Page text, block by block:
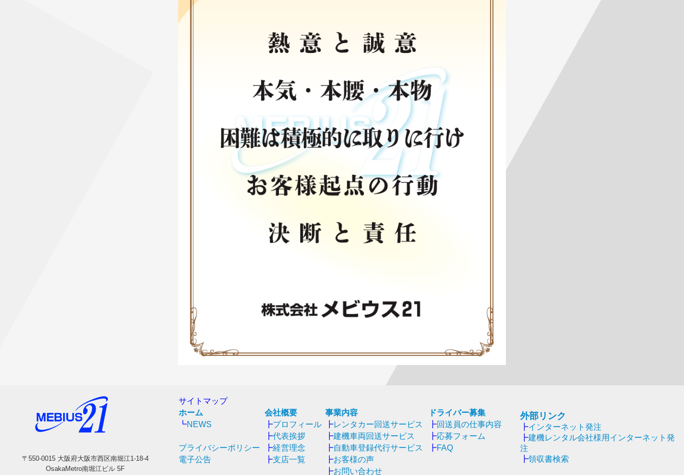
〒550-0015 大阪府大阪市西区南堀江1-18-4
OsakaMetro南堀江ビル 5F
サイトマップ
ホーム
会社概要 事業内容
ドライバー募集
┗NEWS ┣プロフィール ┣レンタカー回送サービス ┣回送員の仕事内容
┣代表挨拶 ┣建機車両回送サービス ┣応募フォーム
プライバシーポリシー
┣経営理念 ┣自動車登録代行サービス ┣FAQ
電子公告
┣支店一覧 ┣お客様の声
┣お問い合わせ
外部リンク
┣インターネット発注
┣建機レンタル会社様用インターネット発
注
┣領収書検索